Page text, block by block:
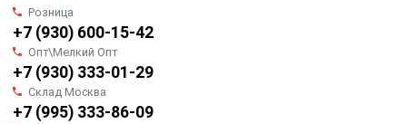
Розница
+7 (930) 600-15-42
Опт\Мелкий Опт
+7 (930) 333-01-29
Склад Москва
+7 (995) 333-86-09